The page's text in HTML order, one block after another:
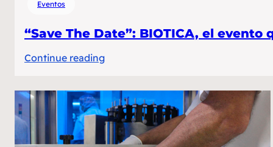
Eventos
“Save The Date”: BIOTICA, el
Continue reading:
The
Date”:
BIOTICA,
el